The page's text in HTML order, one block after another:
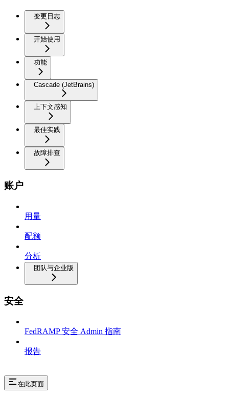
变更日志
开始使用
功能
Cascade (JetBrains)
上下文感知
最佳实践
故障排查
账户
用量
配额
分析
团队与企业版
安全
FedRAMP 安全 Admin 指南
报告
在此页面